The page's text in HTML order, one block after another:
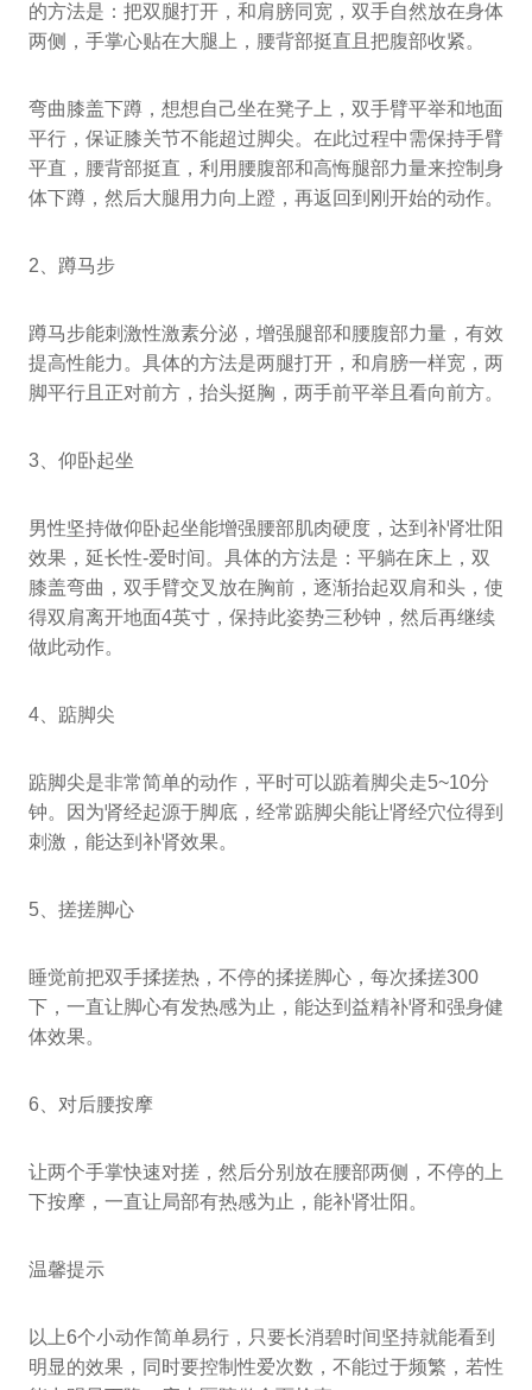
的方法是：把双腿打开，和肩膀同宽，双手自然放在身体
两侧，手掌心贴在大腿上，腰背部挺直且把腹部收紧。
弯曲膝盖下蹲，想想自己坐在凳子上，双手臂平举和地面
平行，保证膝关节不能超过脚尖。在此过程中需保持手臂
平直，腰背部挺直，利用腰腹部和高悔腿部力量来控制身
体下蹲，然后大腿用力向上蹬，再返回到刚开始的动作。
2、蹲马步
蹲马步能刺激性激素分泌，增强腿部和腰腹部力量，有效
提高性能力。具体的方法是两腿打开，和肩膀一样宽，两
脚平行且正对前方，抬头挺胸，两手前平举且看向前方。
3、仰卧起坐
男性坚持做仰卧起坐能增强腰部肌肉硬度，达到补肾壮阳
效果，延长性-爱时间。具体的方法是：平躺在床上，双
膝盖弯曲，双手臂交叉放在胸前，逐渐抬起双肩和头，使
得双肩离开地面4英寸，保持此姿势三秒钟，然后再继续
做此动作。
4、踮脚尖
踮脚尖是非常简单的动作，平时可以踮着脚尖走5~10分
钟。因为肾经起源于脚底，经常踮脚尖能让肾经穴位得到
刺激，能达到补肾效果。
5、搓搓脚心
睡觉前把双手揉搓热，不停的揉搓脚心，每次揉搓300
下，一直让脚心有发热感为止，能达到益精补肾和强身健
体效果。
6、对后腰按摩
让两个手掌快速对搓，然后分别放在腰部两侧，不停的上
下按摩，一直让局部有热感为止，能补肾壮阳。
温馨提示
以上6个小动作简单易行，只要长消碧时间坚持就能看到
明显的效果，同时要控制性爱次数，不能过于频繁，若性